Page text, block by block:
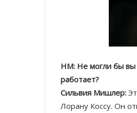
HM: Не могли бы вы
работает?
Сильвия Мишлер:
Лорану Коссу. Он